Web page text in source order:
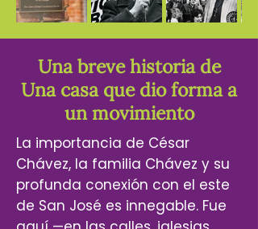
Una breve historia de
Una casa que dio forma a
un movimiento
La importancia de César
Chávez, la familia Chávez y su
profunda conexión con el este
de San José es innegable. Fue